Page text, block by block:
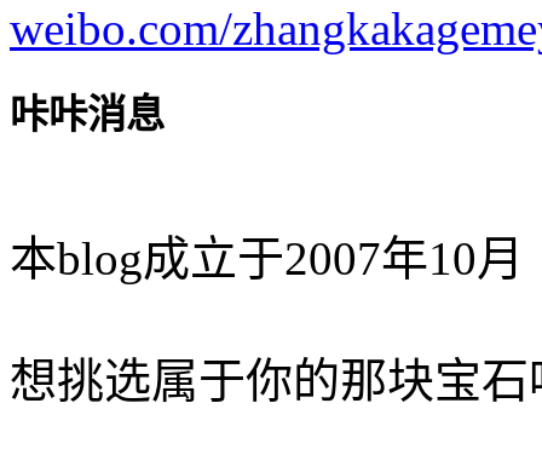
weibo.com/
咔咔消息
本blog成立于2007年10月
想挑选属于你的那块宝石